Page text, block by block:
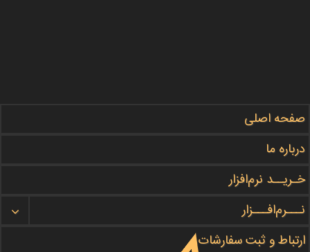
صفحه اصلی
درباره ما
خـریــد نرم‌افزار
نـــرم‌افـــزار
ارتباط و ثبت سفارشات
مطالب آموزشی ما را در این بخش
هر چه زودتر سفارش خود را ثبت کنید